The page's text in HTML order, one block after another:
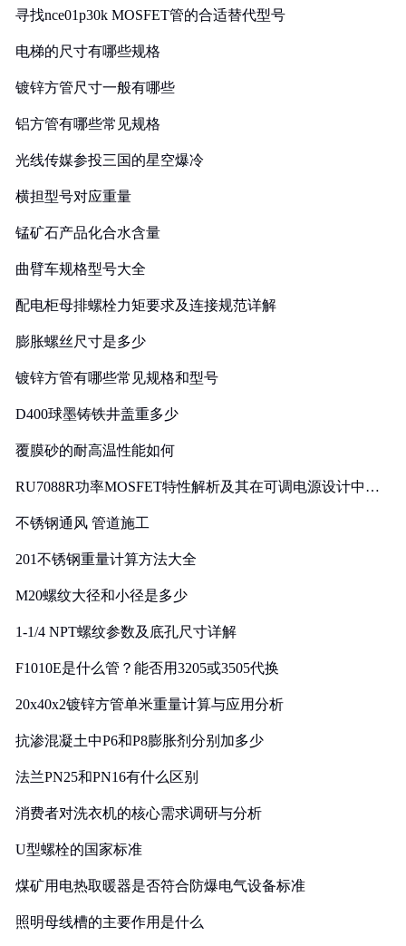
寻找nce01p30k MOSFET管的合适替代型号
电梯的尺寸有哪些规格
镀锌方管尺寸一般有哪些
铝方管有哪些常见规格
光线传媒参投三国的星空爆冷
横担型号对应重量
锰矿石产品化合水含量
曲臂车规格型号大全
配电柜母排螺栓力矩要求及连接规范详解
膨胀螺丝尺寸是多少
镀锌方管有哪些常见规格和型号
D400球墨铸铁井盖重多少
覆膜砂的耐高温性能如何
RU7088R功率MOSFET特性解析及其在可调电源设计中的
不锈钢通风 管道施工
201不锈钢重量计算方法大全
M20螺纹大径和小径是多少
1-1/4 NPT螺纹参数及底孔尺寸详解
F1010E是什么管？能否用3205或3505代换
20x40x2镀锌方管单米重量计算与应用分析
抗渗混凝土中P6和P8膨胀剂分别加多少
法兰PN25和PN16有什么区别
消费者对洗衣机的核心需求调研与分析
U型螺栓的国家标准
煤矿用电热取暖器是否符合防爆电气设备标准
照明母线槽的主要作用是什么